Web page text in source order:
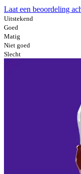
Laat een beoordeling
Uitstekend
Goed
Matig
Niet goed
Slecht